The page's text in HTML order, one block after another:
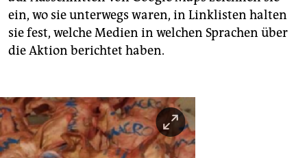
ein, wo sie unterwegs waren, in Linklisten halten
sie fest, welche Medien in welchen Sprachen über
die Aktion berichtet haben.